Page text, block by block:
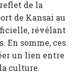
de la
de Kansai au
révélant
En somme, ces
un lien entre
culture.